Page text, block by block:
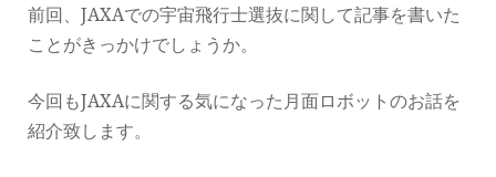
前回、JAXAでの宇宙飛行士選抜に関して記事を書いた
ことがきっかけでしょうか。
今回もJAXAに関する気になった月面ロボットのお話を
紹介致します。